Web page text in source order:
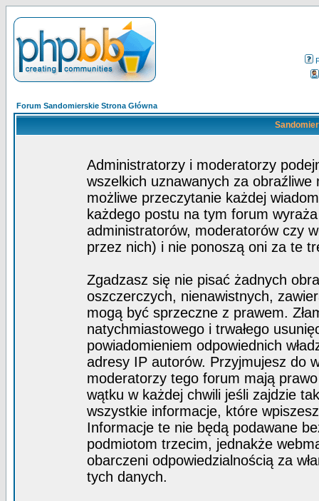
Forum Sandomierskie Strona Główna
Administratorzy i moderatorzy
wszelkich uznawanych za obraźliwe
możliwe przeczytanie każdej
każdego postu na tym forum
administratorów, moderatorów czy
przez nich) i nie ponoszą oni za te
Zgadzasz się nie pisać żadnych
oszczerczych, nienawistnych,
mogą być sprzeczne z prawem.
natychmiastowego i trwałego
powiadomieniem odpowiednich
adresy IP autorów. Przyjmujesz do
moderatorzy tego forum mają
wątku w każdej chwili jeśli zajdzie
wszystkie informacje, które
Informacje te nie będą podawane
podmiotom trzecim, jednakże
obarczeni odpowiedzialnością za
tych danych.